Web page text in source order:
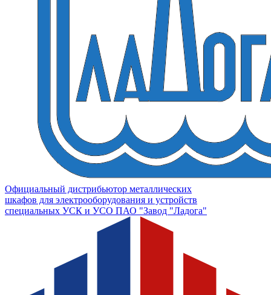
Официальный дистрибьютор металлических
шкафов для электрооборудования и устройств
специальных УСК и УСО ПАО "Завод "Ладога"